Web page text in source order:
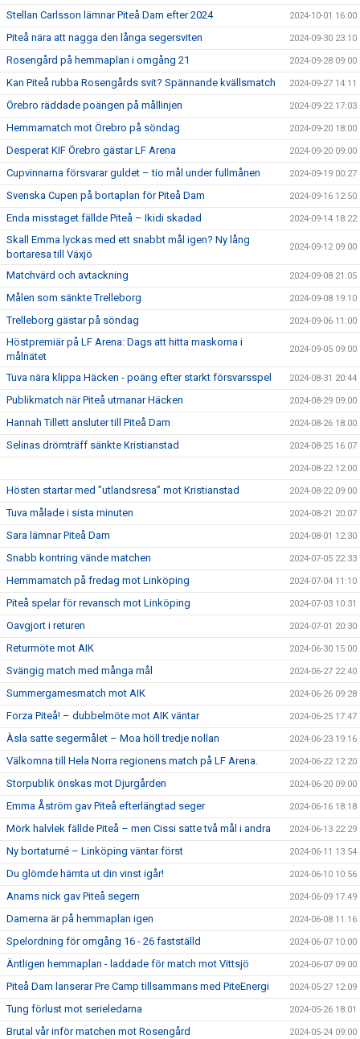
Stellan Carlsson lämnar Piteå Dam efter 2024 2024-10-01 16:00
Piteå nära att nagga den långa segersviten 2024-09-30 23:10
Rosengård på hemmaplan i omgång 21 2024-09-28 09:00
Kan Piteå rubba Rosengårds svit? Spännande kvällsmatch 2024-09-27 14:11
Örebro räddade poängen på mållinjen 2024-09-22 17:03
Hemmamatch mot Örebro på söndag 2024-09-20 18:00
Desperat KIF Örebro gästar LF Arena 2024-09-20 09:00
Cupvinnarna försvarar guldet – tio mål under fullmånen 2024-09-19 00:27
Svenska Cupen på bortaplan för Piteå Dam 2024-09-16 12:50
Enda misstaget fällde Piteå – Ikidi skadad 2024-09-14 18:22
Skall Emma lyckas med ett snabbt mål igen? Ny lång
bortaresa till Växjö
2024-09-12 09:00
Matchvärd och avtackning 2024-09-08 21:05
Målen som sänkte Trelleborg 2024-09-08 19:10
Trelleborg gästar på söndag 2024-09-06 11:00
Höstpremiär på LF Arena: Dags att hitta maskorna i
målnätet
2024-09-05 09:00
Tuva nära klippa Häcken - poäng efter starkt försvarsspel 2024-08-31 20:44
Publikmatch när Piteå utmanar Häcken 2024-08-29 09:00
Hannah Tillett ansluter till Piteå Dam 2024-08-26 18:00
Selinas drömträff sänkte Kristianstad 2024-08-25 16:07
2024-08-22 12:00
Hösten startar med ”utlandsresa” mot Kristianstad 2024-08-22 09:00
Tuva målade i sista minuten 2024-08-21 20:07
Sara lämnar Piteå Dam 2024-08-01 12:30
Snabb kontring vände matchen 2024-07-05 22:33
Hemmamatch på fredag mot Linköping 2024-07-04 11:10
Piteå spelar för revansch mot Linköping 2024-07-03 10:31
Oavgjort i returen 2024-07-01 20:30
Returmöte mot AIK 2024-06-30 15:00
Svängig match med många mål 2024-06-27 22:40
Summergamesmatch mot AIK 2024-06-26 09:28
Forza Piteå! – dubbelmöte mot AIK väntar 2024-06-25 17:47
Àsla satte segermålet – Moa höll tredje nollan 2024-06-23 19:16
Välkomna till Hela Norra regionens match på LF Arena. 2024-06-22 12:20
Storpublik önskas mot Djurgården 2024-06-20 09:00
Emma Åström gav Piteå efterlängtad seger 2024-06-16 18:18
Mörk halvlek fällde Piteå – men Cissi satte två mål i andra 2024-06-13 22:29
Ny bortaturné – Linköping väntar först 2024-06-11 13:54
Du glömde hämta ut din vinst igår! 2024-06-10 10:56
Anams nick gav Piteå segern 2024-06-09 17:49
Damerna är på hemmaplan igen 2024-06-08 11:16
Spelordning för omgång 16 - 26 fastställd 2024-06-07 10:00
Äntligen hemmaplan - laddade för match mot Vittsjö 2024-06-07 09:00
Piteå Dam lanserar Pre Camp tillsammans med PiteEnergi 2024-05-27 12:09
Tung förlust mot serieledarna 2024-05-26 18:01
Brutal vår inför matchen mot Rosengård 2024-05-24 09:00